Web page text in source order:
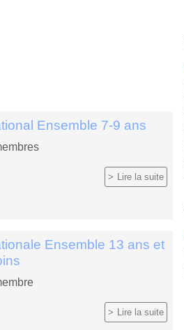
Ensemble 7-9 ans
Lire la suite
Ensemble 13 ans et
Lire la suite